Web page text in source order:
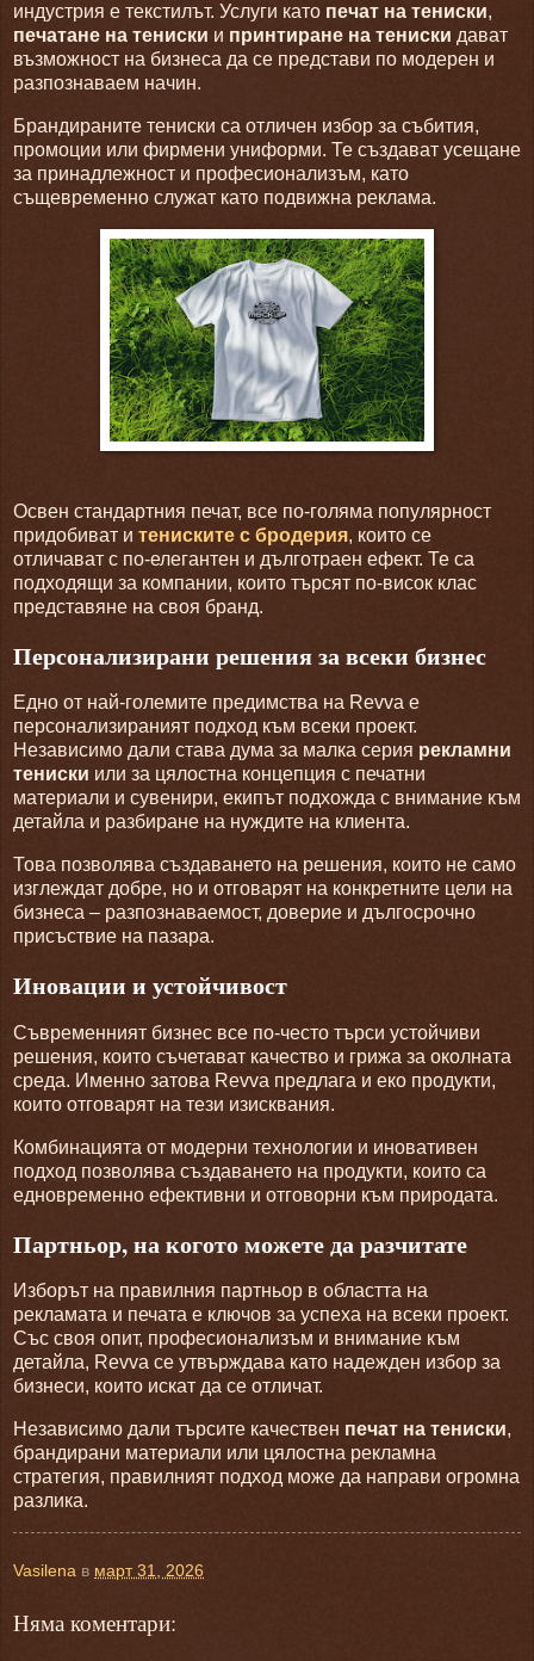
индустрия е текстилът. Услуги като печат на тениски,
печатане на тениски и принтиране на тениски дават
възможност на бизнеса да се представи по модерен и
разпознаваем начин.
Брандираните тениски са отличен избор за събития,
промоции или фирмени униформи. Те създават усещане
за принадлежност и професионализъм, като
същевременно служат като подвижна реклама.
Освен стандартния печат, все по-голяма популярност
придобиват и тениските с бродерия, които се
отличават с по-елегантен и дълготраен ефект. Те са
подходящи за компании, които търсят по-висок клас
представяне на своя бранд.
Персонализирани решения за всеки бизнес
Едно от най-големите предимства на Revva е
персонализираният подход към всеки проект.
Независимо дали става дума за малка серия рекламни
тениски или за цялостна концепция с печатни
материали и сувенири, екипът подхожда с внимание към
детайла и разбиране на нуждите на клиента.
Това позволява създаването на решения, които не само
изглеждат добре, но и отговарят на конкретните цели на
бизнеса – разпознаваемост, доверие и дългосрочно
присъствие на пазара.
Иновации и устойчивост
Съвременният бизнес все по-често търси устойчиви
решения, които съчетават качество и грижа за околната
среда. Именно затова Revva предлага и еко продукти,
които отговарят на тези изисквания.
Комбинацията от модерни технологии и иновативен
подход позволява създаването на продукти, които са
едновременно ефективни и отговорни към природата.
Партньор, на когото можете да разчитате
Изборът на правилния партньор в областта на
рекламата и печата е ключов за успеха на всеки проект.
Със своя опит, професионализъм и внимание към
детайла, Revva се утвърждава като надежден избор за
бизнеси, които искат да се отличат.
Независимо дали търсите качествен печат на тениски,
брандирани материали или цялостна рекламна
стратегия, правилният подход може да направи огромна
разлика.
Vasilena в март 31, 2026
Няма коментари: